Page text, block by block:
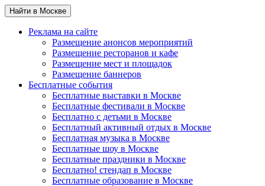
Найти в Москве
Реклама на сайте
Размещение анонсов мероприятий
Размещение ресторанов и кафе
Размещение мест и площадок
Размещение баннеров
Бесплатные события
Бесплатные выставки в Москве
Бесплатные фестивали в Москве
Бесплатно с детьми в Москве
Бесплатный активный отдых в Москве
Бесплатная музыка в Москве
Бесплатные шоу в Москве
Бесплатные праздники в Москве
Бесплатно! стендап в Москве
Бесплатные образование в Москве